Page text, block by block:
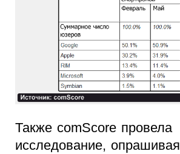
Также comScore провела
исследование, опрашивая